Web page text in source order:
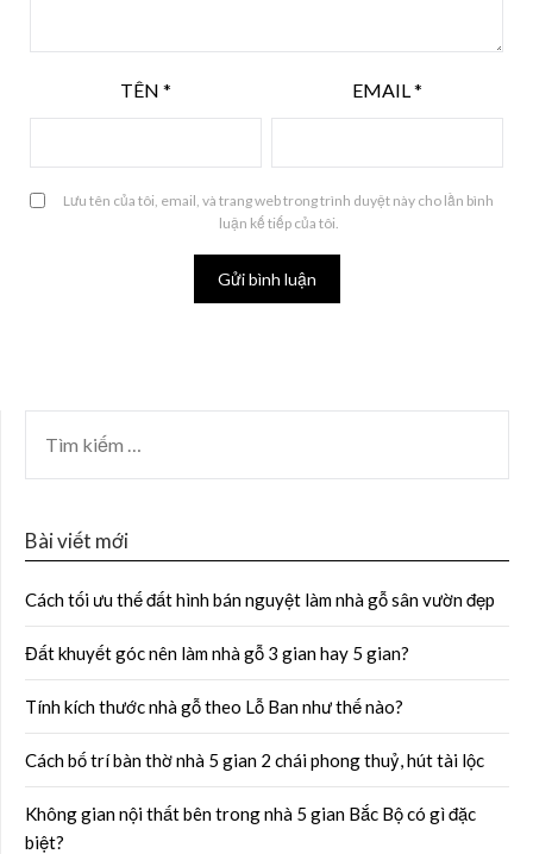
TÊN * EMAIL *
Lưu tên của tôi, email, và trang web trong trình duyệt này cho lần bình
luận kế tiếp của tôi.
Bài viết mới
Cách tối ưu thế đất hình bán nguyệt làm nhà gỗ sân vườn đẹp
Đất khuyết góc nên làm nhà gỗ 3 gian hay 5 gian?
Tính kích thước nhà gỗ theo Lỗ Ban như thế nào?
Cách bố trí bàn thờ nhà 5 gian 2 chái phong thuỷ, hút tài lộc
Không gian nội thất bên trong nhà 5 gian Bắc Bộ có gì đặc
biệt?